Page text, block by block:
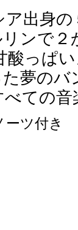
出身
ンで
酸っぱ
夢の
ての
ツ付き